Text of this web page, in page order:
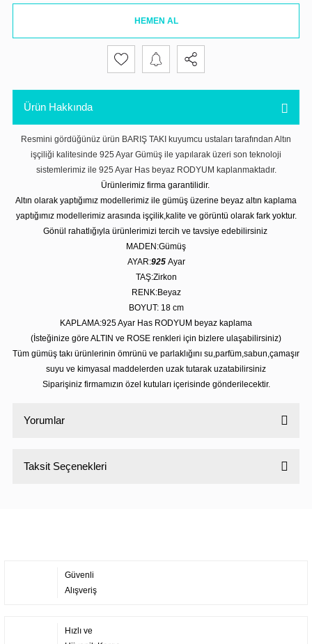
HEMEN AL
Ürün Hakkında
Resmini gördüğünüz ürün BARIŞ TAKI kuyumcu ustaları tarafından Altın
işçiliği kalitesinde 925 Ayar Gümüş ile yapılarak üzeri son teknoloji
sistemlerimiz ile 925 Ayar Has beyaz RODYUM kaplanmaktadır.
Ürünlerimiz firma garantilidir.
Altın olarak yaptığımız modellerimiz ile gümüş üzerine beyaz altın kaplama
yaptığımız modellerimiz arasında işçilik,kalite ve görüntü olarak fark yoktur.
Gönül rahatlığıyla ürünlerimizi tercih ve tavsiye edebilirsiniz
MADEN:Gümüş
AYAR:925 Ayar
TAŞ:Zirkon
RENK:Beyaz
BOYUT: 18 cm
KAPLAMA:925 Ayar Has RODYUM beyaz kaplama
(İsteğinize göre ALTIN ve ROSE renkleri için bizlere ulaşabilirsiniz)
Tüm gümüş takı ürünlerinin ömrünü ve parlaklığını su,parfüm,sabun,çamaşır
suyu ve kimyasal maddelerden uzak tutarak uzatabilirsiniz
Siparişiniz firmamızın özel kutuları içerisinde gönderilecektir.
Yorumlar
Taksit Seçenekleri
Güvenli
Alışveriş
Hızlı ve